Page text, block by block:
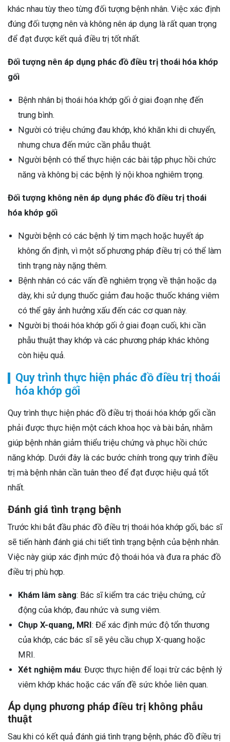
khác nhau tùy theo từng đối tượng bệnh nhân. Việc xác định
đúng đối tượng nên và không nên áp dụng là rất quan trọng
để đạt được kết quả điều trị tốt nhất.
Đối tượng nên áp dụng phác đồ điều trị thoái hóa khớp
gối
Bệnh nhân bị thoái hóa khớp gối ở giai đoạn nhẹ đến
trung bình.
Người có triệu chứng đau khớp, khó khăn khi di chuyển,
nhưng chưa đến mức cần phẫu thuật.
Người bệnh có thể thực hiện các bài tập phục hồi chức
năng và không bị các bệnh lý nội khoa nghiêm trọng.
Đối tượng không nên áp dụng phác đồ điều trị thoái
hóa khớp gối
Người bệnh có các bệnh lý tim mạch hoặc huyết áp
không ổn định, vì một số phương pháp điều trị có thể làm
tình trạng này nặng thêm.
Bệnh nhân có các vấn đề nghiêm trọng về thận hoặc dạ
dày, khi sử dụng thuốc giảm đau hoặc thuốc kháng viêm
có thể gây ảnh hưởng xấu đến các cơ quan này.
Người bị thoái hóa khớp gối ở giai đoạn cuối, khi cần
phẫu thuật thay khớp và các phương pháp khác không
còn hiệu quả.
Quy trình thực hiện phác đồ điều trị thoái
hóa khớp gối
Quy trình thực hiện phác đồ điều trị thoái hóa khớp gối cần
phải được thực hiện một cách khoa học và bài bản, nhằm
giúp bệnh nhân giảm thiểu triệu chứng và phục hồi chức
năng khớp. Dưới đây là các bước chính trong quy trình điều
trị mà bệnh nhân cần tuân theo để đạt được hiệu quả tốt
nhất.
Đánh giá tình trạng bệnh
Trước khi bắt đầu phác đồ điều trị thoái hóa khớp gối, bác sĩ
sẽ tiến hành đánh giá chi tiết tình trạng bệnh của bệnh nhân.
Việc này giúp xác định mức độ thoái hóa và đưa ra phác đồ
điều trị phù hợp.
Khám lâm sàng: Bác sĩ kiểm tra các triệu chứng, cử
động của khớp, đau nhức và sưng viêm.
Chụp X-quang, MRI: Để xác định mức độ tổn thương
của khớp, các bác sĩ sẽ yêu cầu chụp X-quang hoặc
MRI.
Xét nghiệm máu: Được thực hiện để loại trừ các bệnh lý
viêm khớp khác hoặc các vấn đề sức khỏe liên quan.
Áp dụng phương pháp điều trị không phẫu
thuật
Sau khi có kết quả đánh giá tình trạng bệnh, phác đồ điều trị